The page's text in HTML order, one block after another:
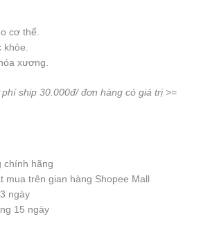
cơ thể.
khỏe.
xương.
ship 30.000đ/ đơn hàng có giá trị >=
chính hãng
mua trên gian hàng Shopee Mall
ngày
15 ngày